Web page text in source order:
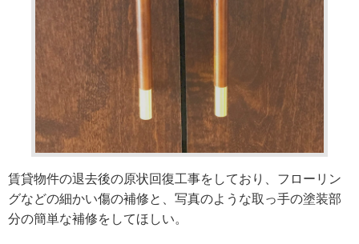
賃貸物件の退去後の原状回復工事をしており、フローリン
グなどの細かい傷の補修と、写真のような取っ手の塗装部
分の簡単な補修をしてほしい。